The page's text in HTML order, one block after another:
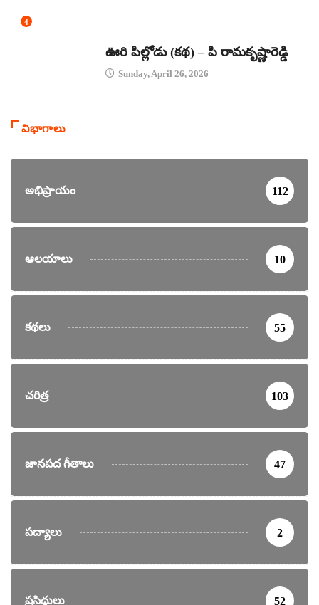
4
ఊరి పిల్లోడు (కథ) – పి రామకృష్ణారెడ్డి
Sunday, April 26, 2026
విభాగాలు
అభిప్రాయం 112
ఆలయాలు 10
కథలు 55
చరిత్ర 103
జానపద గీతాలు 47
పద్యాలు 2
ప్రసిద్ధులు 52